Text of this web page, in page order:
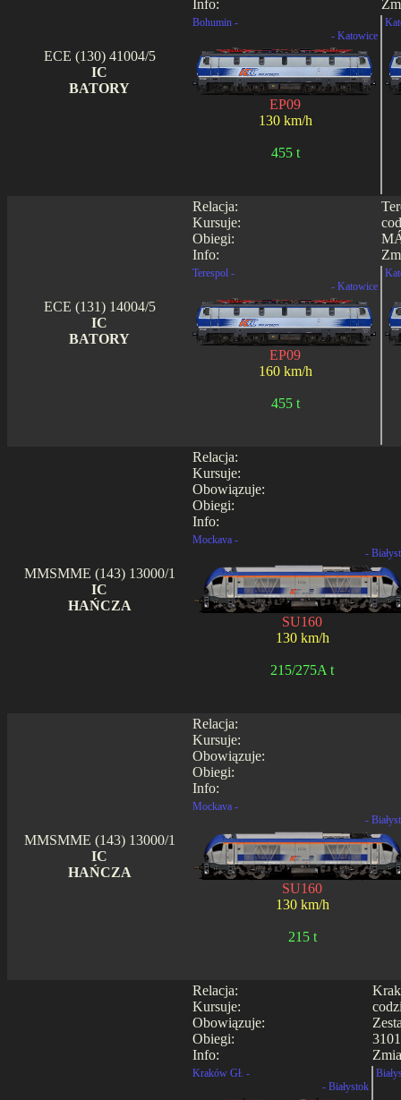
Info:
ECE (130) 41004/5
IC
BATORY
Bohumin -
- Katowice
EP09
130 km/h
455 t
Relacja:
Kursuje:
Obiegi:
Info:
ECE (131) 14004/5
IC
BATORY
Terespol -
- Katowice
EP09
160 km/h
455 t
Relacja:
Kursuje:
Obowiązuje:
Obiegi:
Info:
MMSMME (143) 13000/1
IC
HAŃCZA
Mockava -
-
SU160
130 km/h
215/275A t
Relacja:
Kursuje:
Obowiązuje:
Obiegi:
Info:
MMSMME (143) 13000/1
IC
HAŃCZA
Mockava -
-
SU160
130 km/h
215 t
Relacja:
Kursuje:
Obowiązuje:
Obiegi:
Info:
Kraków Gł. -
- Białystok